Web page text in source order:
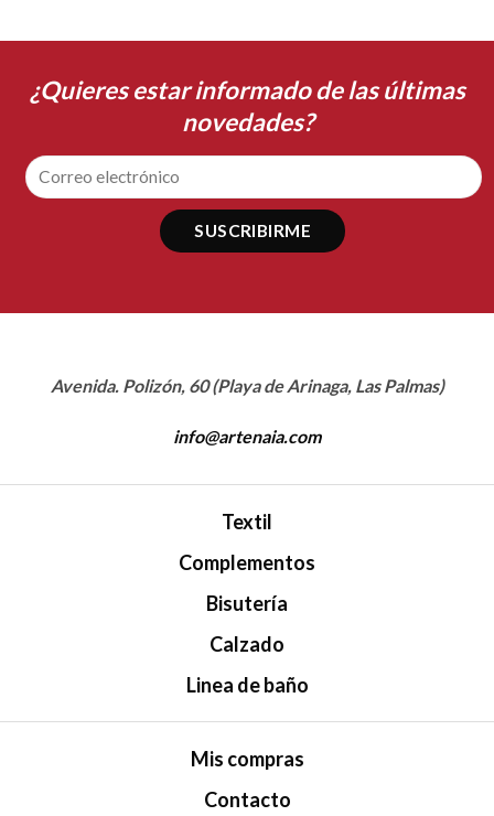
¿Quieres estar informado de las últimas
novedades?
Avenida. Polizón, 60 (Playa de Arinaga, Las Palmas)
info@artenaia.com
Textil
Complementos
Bisutería
Calzado
Linea de baño
Mis compras
Contacto